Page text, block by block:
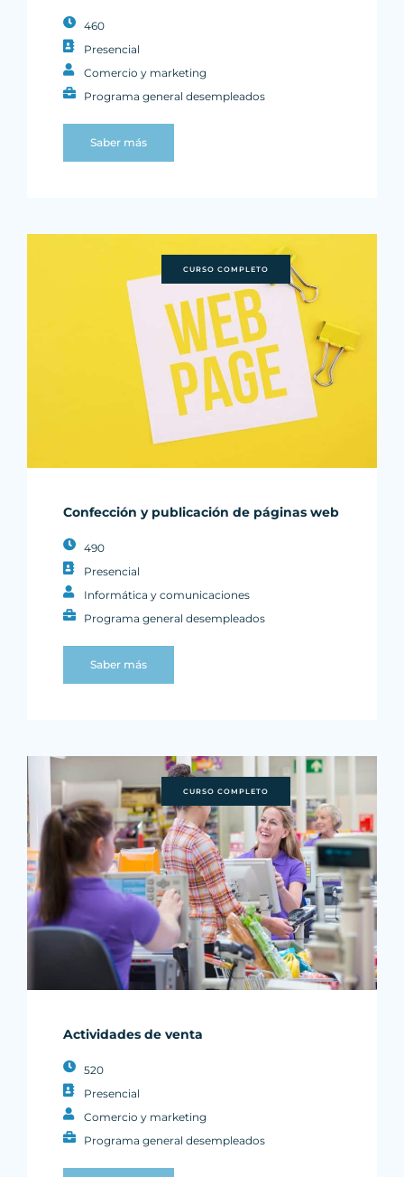
460
Presencial
Comercio y marketing
Programa general desempleados
Saber más
CURSO COMPLETO
Confección y publicación de páginas web
490
Presencial
Informática y comunicaciones
Programa general desempleados
Saber más
CURSO COMPLETO
Actividades de venta
520
Presencial
Comercio y marketing
Programa general desempleados